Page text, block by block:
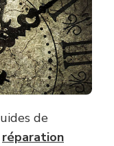
de
réparation